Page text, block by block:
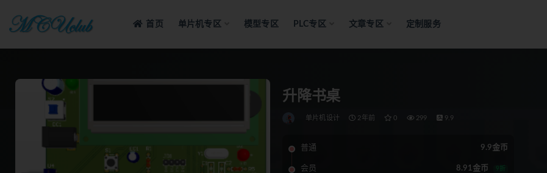
首页 单片机专区 模型专区 PLC专区 文章专区 定制服务
升降书桌
单片机设计 2年前 0 299 9.9
普通 9.9金币
会员 8.91金币 9折